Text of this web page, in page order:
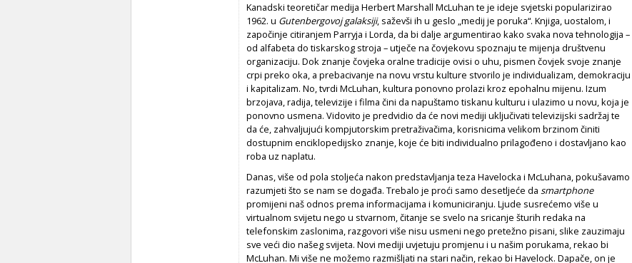
Kanadski teoretičar medija Herbert Marshall McLuhan te je ideje svjetski popularizirao
1962. u Gutenbergovoj galaksiji, saževši ih u geslo „medij je poruka“. Knjiga, uostalom, i
započinje citiranjem Parryja i Lorda, da bi dalje argumentirao kako svaka nova tehnologija –
od alfabeta do tiskarskog stroja – utječe na čovjekovu spoznaju te mijenja društvenu
organizaciju. Dok znanje čovjeka oralne tradicije ovisi o uhu, pismen čovjek svoje znanje
crpi preko oka, a prebacivanje na novu vrstu kulture stvorilo je individualizam, demokraciju
i kapitalizam. No, tvrdi McLuhan, kultura ponovno prolazi kroz epohalnu mijenu. Izum
brzojava, radija, televizije i filma čini da napuštamo tiskanu kulturu i ulazimo u novu, koja je
ponovno usmena. Vidovito je predvidio da će novi mediji uključivati televizijski sadržaj te
da će, zahvaljujući kompjutorskim pretraživačima, korisnicima velikom brzinom činiti
dostupnim enciklopedijsko znanje, koje će biti individualno prilagođeno i dostavljano kao
roba uz naplatu.
Danas, više od pola stoljeća nakon predstavljanja teza Havelocka i McLuhana, pokušavamo
razumjeti što se nam se događa. Trebalo je proći samo desetljeće da smart­phone
promijeni naš odnos prema informacijama i komuniciranju. Ljude susrećemo više u
virtualnom svijetu nego u stvarnom, čitanje se svelo na sricanje šturih redaka na
telefonskim zaslonima, razgovori više nisu usmeni nego pretežno pisani, slike zauzimaju
sve veći dio našeg svijeta. Novi mediji uvjetuju promjenu i u našim porukama, rekao bi
McLuhan. Mi više ne možemo razmišljati na stari način, rekao bi Havelock. Dapače, on je